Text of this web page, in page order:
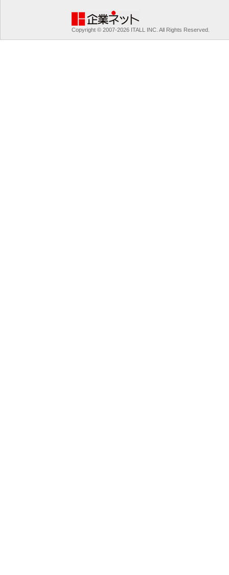
Copyright © 2007-2026 ITALL INC. All Rights Reserved.